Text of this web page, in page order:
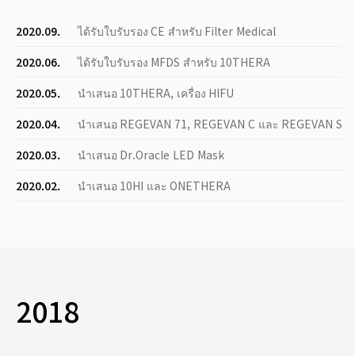
2020.09.
ได้รับใบรับรอง CE สำหรับ Filter Medical
2020.06.
ได้รับใบรับรอง MFDS สำหรับ 10THERA
2020.05.
นำเสนอ 10THERA, เครื่อง HIFU
2020.04.
นำเสนอ REGEVAN 71, REGEVAN C และ REGEVAN S
2020.03.
นำเสนอ Dr.Oracle LED Mask
2020.02.
นำเสนอ 10HI และ ONETHERA
2018